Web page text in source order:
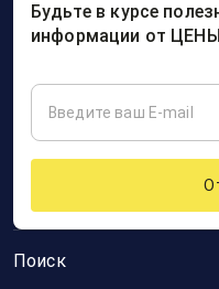
Поиск
Будьте в курсе
информации от